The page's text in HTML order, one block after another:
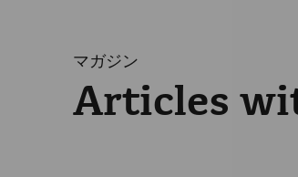
マガジン
Articles